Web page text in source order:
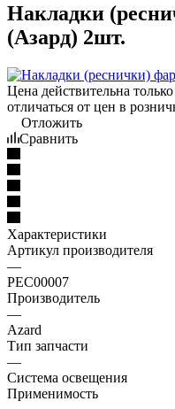
Накладки
(Азард) 2шт.
Цена действительна
отличаться от цен в
Отложить
Сравнить
Характеристики
Артикул производителя
—
РЕС00007
Производитель
—
Azard
Тип запчасти
—
Система освещения
Применимость